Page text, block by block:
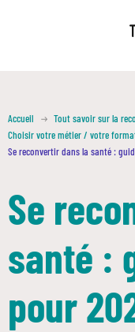
Accueil
Tout savoir sur la
Choisir votre métier / votre
Se reconvertir dans la santé :
Se
santé :
pour